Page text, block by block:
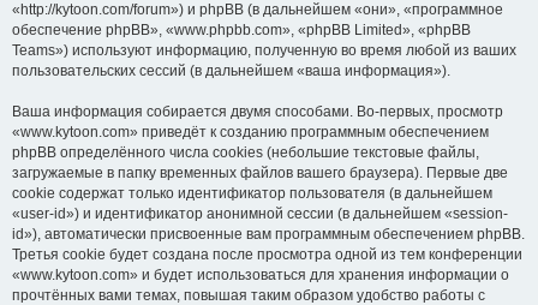
«http://kytoon.com/forum») и phpBB (в дальнейшем «они», «программное
обеспечение phpBB», «www.phpbb.com», «phpBB Limited», «phpBB
Teams») используют информацию, полученную во время любой из ваших
пользовательских сессий (в дальнейшем «ваша информация»).
Ваша информация собирается двумя способами. Во-первых, просмотр
«www.kytoon.com» приведёт к созданию программным обеспечением
phpBB определённого числа cookies (небольшие текстовые файлы,
загружаемые в папку временных файлов вашего браузера). Первые две
cookie содержат только идентификатор пользователя (в дальнейшем
«user-id») и идентификатор анонимной сессии (в дальнейшем «session-
id»), автоматически присвоенные вам программным обеспечением phpBB.
Третья cookie будет создана после просмотра одной из тем конференции
«www.kytoon.com» и будет использоваться для хранения информации о
прочтённых вами темах, повышая таким образом удобство работы с